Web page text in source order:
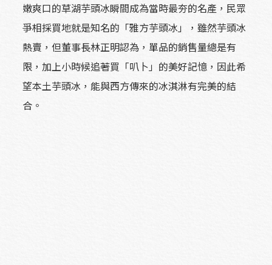
嫩爽口的草湖芋頭冰瞬間成為當時最夯的名產，民眾
爭相採買地就是知名的「雅方芋頭冰」，雖然芋頭冰
熱賣，但董事長林正明認為，單品的銷售量總是有
限，加上小時候追著買「叭卜」的美好記憶，因此希
望本土芋頭冰，能與西方傳來的冰淇淋有完美的結
合。